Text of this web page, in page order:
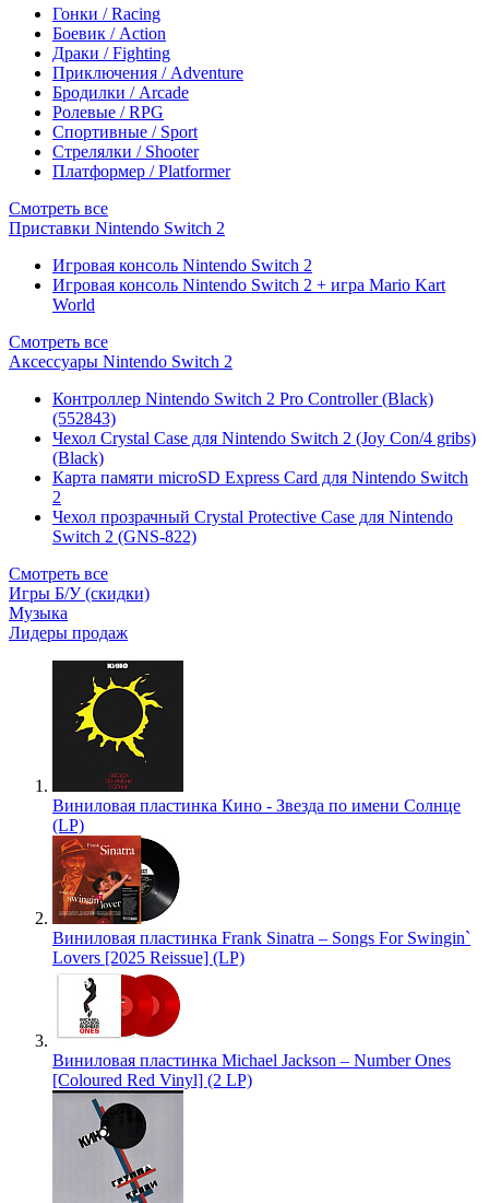
Гонки / Racing
Боевик / Action
Драки / Fighting
Приключения / Adventure
Бродилки / Arcade
Ролевые / RPG
Спортивные / Sport
Стрелялки / Shooter
Платформер / Platformer
Смотреть все
Приставки Nintendo Switch 2
Игровая консоль Nintendo Switch 2
Игровая консоль Nintendo Switch 2 + игра Mario Kart
World
Смотреть все
Аксессуары Nintendo Switch 2
Контроллер Nintendo Switch 2 Pro Controller (Black)
(552843)
Чехол Сrystal Сase для Nintendo Switch 2 (Joy Con/4 gribs)
(Black)
Карта памяти microSD Express Card для Nintendo Switch
2
Чехол прозрачный Crystal Protective Case для Nintendo
Switch 2 (GNS-822)
Смотреть все
Игры Б/У (скидки)
Музыка
Лидеры продаж
Виниловая пластинка Кино - Звезда по имени Солнце
(LP)
Виниловая пластинка Frank Sinatra – Songs For Swingin`
Lovers [2025 Reissue] (LP)
Виниловая пластинка Michael Jackson – Number Ones
[Coloured Red Vinyl] (2 LP)